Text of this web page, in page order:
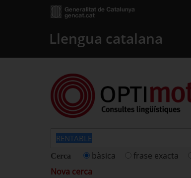
Llengua catalana
Cerca bàsica frase exacta
Nova cerca